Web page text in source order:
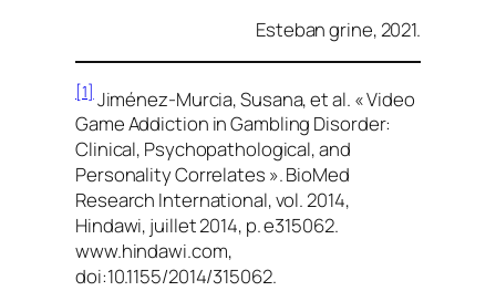
Esteban grine, 2021.
[1]Jiménez-Murcia, Susana, et al. « Video
Game Addiction in Gambling Disorder:
Clinical, Psychopathological, and
Personality Correlates ». BioMed
Research International, vol. 2014,
Hindawi, juillet 2014, p. e315062.
www.hindawi.com,
doi:10.1155/2014/315062.